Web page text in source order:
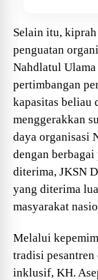
Selain itu,
penguatan
Nahdlatul
pertimbangan
kapasitas beliau
menggerakkan
daya organisasi
dengan
diterima, JKSN
yang diterima
masyarakat
Melalui
tradisi pesantren
inklusif, KH.